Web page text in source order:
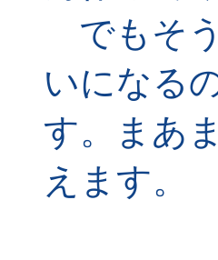
でもそ
いになる
す。まあ
えます。